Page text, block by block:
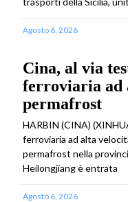
Agosto 6, 2026
Cina, al via
ferroviaria ad
permafrost
HARBIN (CINA)
ferroviaria ad alta
permafrost nella
Heilongjiang è entrata
Agosto 6, 2026